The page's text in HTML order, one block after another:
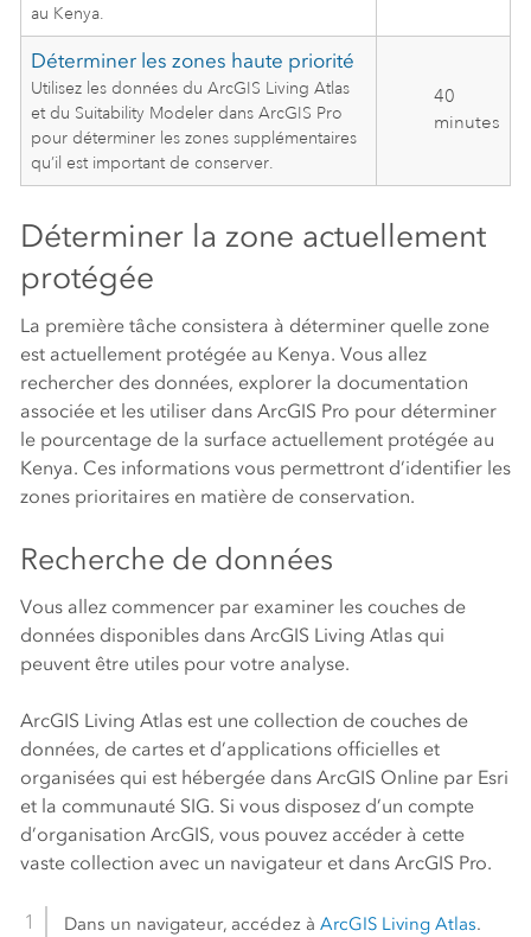
au Kenya.
Déterminer les zones haute priorité
Utilisez les données du ArcGIS Living Atlas
et du Suitability Modeler dans ArcGIS Pro
pour déterminer les zones supplémentaires
qu’il est important de conserver.
40
minutes
Déterminer la zone actuellement
protégée
La première tâche consistera à déterminer quelle zone
est actuellement protégée au Kenya. Vous allez
rechercher des données, explorer la documentation
associée et les utiliser dans ArcGIS Pro pour déterminer
le pourcentage de la surface actuellement protégée au
Kenya. Ces informations vous permettront d’identifier les
zones prioritaires en matière de conservation.
Recherche de données
Vous allez commencer par examiner les couches de
données disponibles dans ArcGIS Living Atlasqui
peuvent être utiles pour votre analyse.
ArcGIS Living Atlasest une collection de couches de
données, de cartes et d’applications officielles et
organisées qui est hébergée dans ArcGIS Onlinepar Esri
et la communauté SIG. Si vous disposez d’un compte
d’organisation ArcGIS, vous pouvez accéder à cette
vaste collection avec un navigateur et dans ArcGIS Pro.
Dans un navigateur, accédez àArcGIS Living Atlas.